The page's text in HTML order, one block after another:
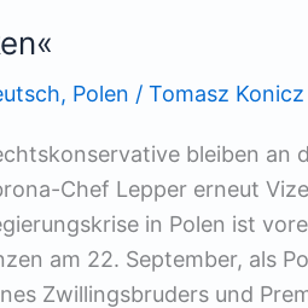
, Polen / Tomasz Konicz
bleiben an
Chef Lepper erneut
in Polen ist
am 22. September, als
Zwillingsbruders und